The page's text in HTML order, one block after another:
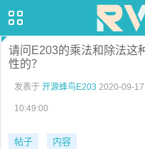
请问E203的乘法和除法这
性的？
发表于 开源蜂鸟E203 2020-09-17
10:49:00
帖子 内容